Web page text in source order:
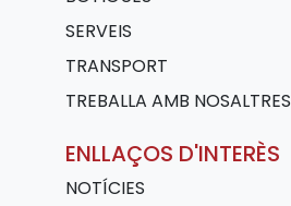
SERVEIS
TRANSPORT
TREBALLA AMB NOSALTRES
ENLLAÇOS D'INTERÈS
NOTÍCIES